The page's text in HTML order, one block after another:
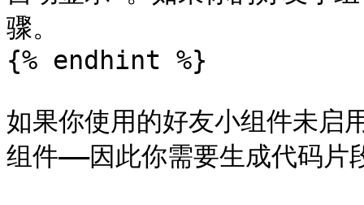
骤。
{% endhint %}
如果你使用的好友小组件未启
组件——因此你需要生成代码片